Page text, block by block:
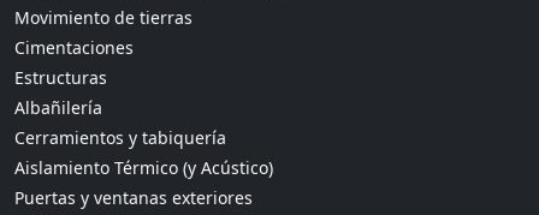
Movimiento de tierras
Cimentaciones
Estructuras
Albañilería
Cerramientos y tabiquería
Aislamiento Térmico (y Acústico)
Puertas y ventanas exteriores